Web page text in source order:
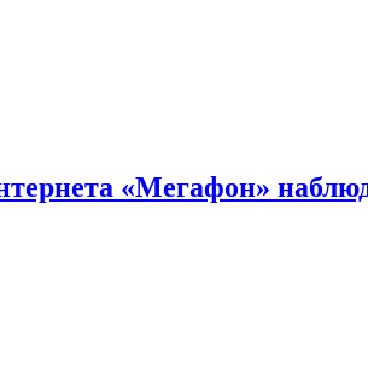
«Мегафон»